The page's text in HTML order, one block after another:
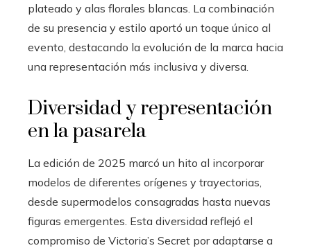
plateado y alas florales blancas. La combinación
de su presencia y estilo aportó un toque único al
evento, destacando la evolución de la marca hacia
una representación más inclusiva y diversa.
Diversidad y representación
en la pasarela
La edición de 2025 marcó un hito al incorporar
modelos de diferentes orígenes y trayectorias,
desde supermodelos consagradas hasta nuevas
figuras emergentes. Esta diversidad reflejó el
compromiso de Victoria’s Secret por adaptarse a